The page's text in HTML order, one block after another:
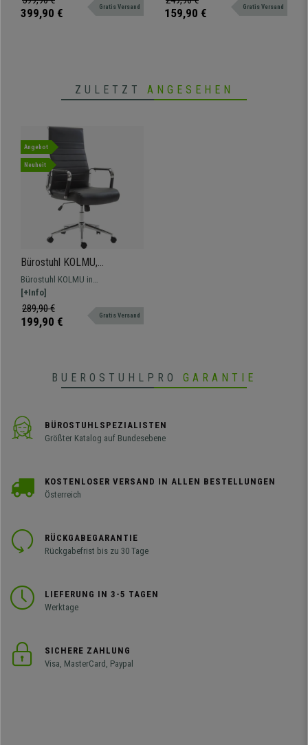
Schwarz
vereint.
399,90 € Gratis Versand
vereint.
159,90 € Gratis Versand
ZULETZT ANGESEHEN
Angebot
Neuheit
Bürostuhl KOLMU,
Metallgestell, elegantes
Design in Leder mit
Quersteppung, Farbe
Schwarz
Bürostuhl KOLMU in
außergewöhnlichem Design
vereint hochwertige Materialien
mit Komfort, auch mit Stoffbezug
[+Info]
289,90 €
199,90 € Gratis Versand
BUEROSTUHLPRO GARANTIE
BÜROSTUHLSPEZIALISTEN
Größter Katalog auf Bundesebene
KOSTENLOSER VERSAND IN ALLEN BESTELLUNGEN
Österreich
RÜCKGABEGARANTIE
Rückgabefrist bis zu 30 Tage
LIEFERUNG IN 3-5 TAGEN
Werktage
SICHERE ZAHLUNG
Visa, MasterCard, Paypal